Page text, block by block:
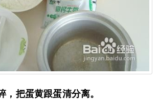
，把蛋黄跟蛋清分离。